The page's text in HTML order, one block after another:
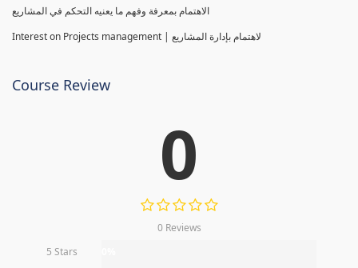
الاهتمام بمعرفة وفهم ما يعنيه التحكم في المشاريع
Interest on Projects management | لاهتمام بإدارة المشاريع
Course Review
0
0 Reviews
5 Stars